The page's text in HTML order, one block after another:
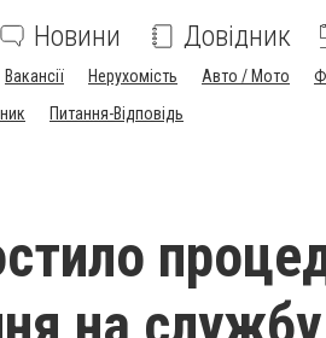
Новини Довідник
Вакансії Нерухомість Авто / Мото
Питання-Відповідь